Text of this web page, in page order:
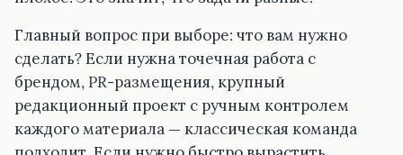
Главный вопрос при выборе: что вам нужно
сделать? Если нужна точечная работа с
брендом, PR-размещения, крупный
редакционный проект с ручным контролем
каждого материала — классическая команда